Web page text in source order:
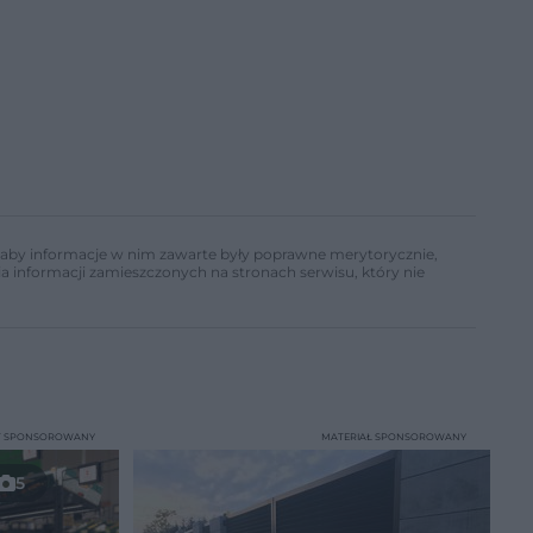
informacje w nim zawarte były poprawne merytorycznie,
informacji zamieszczonych na stronach serwisu, który nie
5
SPONSOROWANY MATERIAŁ SPONSOROWANY